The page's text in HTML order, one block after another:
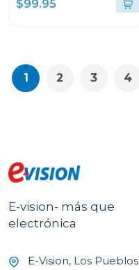
ghost tbuds2
$99.95
1 2 3 4
E-vision- más que
electrónica
E-Vision, Los Pueblos